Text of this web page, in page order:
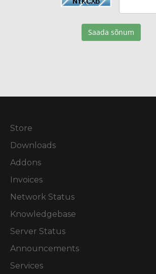
Saada sõnum
Store
Downloads
Addons
Invoices
Network Status
Knowledgebase
Server Status
Announcements
Services